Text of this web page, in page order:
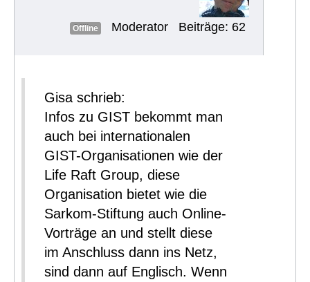
Offline Moderator Beiträge: 62
Gisa schrieb:
Infos zu GIST bekommt man
auch bei internationalen
GIST-Organisationen wie der
Life Raft Group, diese
Organisation bietet wie die
Sarkom-Stiftung auch Online-
Vorträge an und stellt diese
im Anschluss dann ins Netz,
sind dann auf Englisch. Wenn